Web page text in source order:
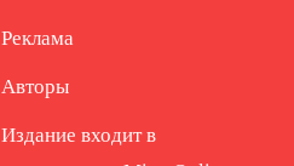
Реклама
Авторы
Издание входит в